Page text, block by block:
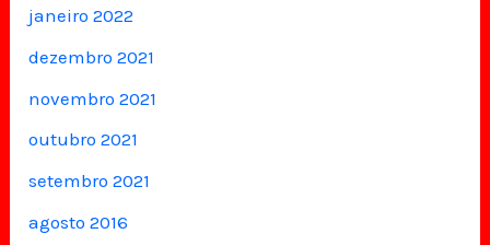
janeiro 2022
dezembro 2021
novembro 2021
outubro 2021
setembro 2021
agosto 2016